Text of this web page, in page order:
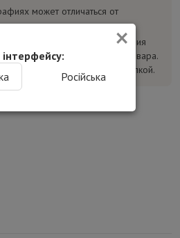
может отличаться от
предварительного уведомления
и характеристики товара.
у консультанта перед покупкой.
×
Російська